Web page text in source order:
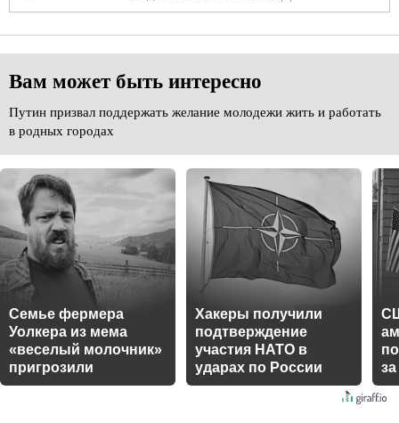
Вам может быть интересно
Путин призвал поддержать желание молодежи жить и работать
в родных городах